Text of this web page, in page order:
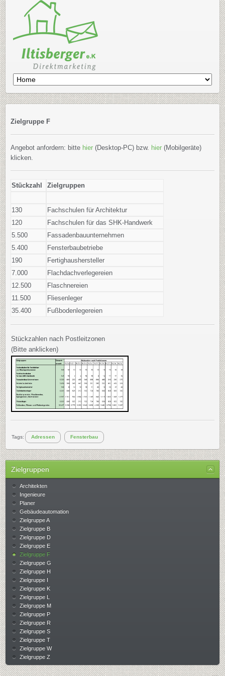
Zielgruppe F
Angebot anfordern: bitte hier (Desktop-PC) bzw. hier (Mobilgeräte)
klicken.
Stückzahl Zielgruppen
130
Fachschulen für Architektur
120
Fachschulen für das SHK-Handwerk
5.500
Fassadenbauunternehmen
5.400
Fensterbaubetriebe
190
Fertighaushersteller
7.000
Flachdachverlegereien
12.500
Flaschnereien
11.500
Fliesenleger
35.400
Fußbodenlegereien
Stückzahlen nach Postleitzonen
(Bitte anklicken)
Tags: Adressen Fensterbau
Zielgruppen
Architekten
Ingenieure
Planer
Gebäudeautomation
Zielgruppe A
Zielgruppe B
Zielgruppe D
Zielgruppe E
Zielgruppe F
Zielgruppe G
Zielgruppe H
Zielgruppe I
Zielgruppe K
Zielgruppe L
Zielgruppe M
Zielgruppe P
Zielgruppe R
Zielgruppe S
Zielgruppe T
Zielgruppe W
Zielgruppe Z